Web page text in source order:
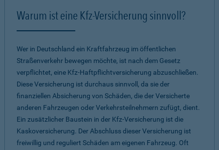
Warum ist eine Kfz-Versicherung sinnvoll?
Wer in Deutschland ein Kraftfahrzeug im öffentlichen
Straßenverkehr bewegen möchte, ist nach dem Gesetz
verpflichtet, eine Kfz-Haftpflichtversicherung abzuschließen.
Diese Versicherung ist durchaus sinnvoll, da sie der
finanziellen Absicherung von Schäden, die der Versicherte
anderen Fahrzeugen oder Verkehrsteilnehmern zufügt, dient.
Ein zusätzlicher Baustein in der Kfz-Versicherung ist die
Kaskoversicherung. Der Abschluss dieser Versicherung ist
freiwillig und reguliert Schäden am eigenen Fahrzeug. Oft